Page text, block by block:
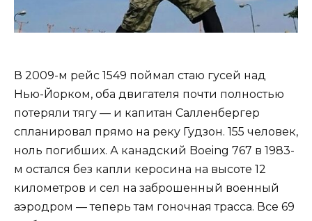
В 2009-м рейс 1549 поймал стаю гусей над
Нью-Йорком, оба двигателя почти полностью
потеряли тягу — и капитан Салленбергер
спланировал прямо на реку Гудзон. 155 человек,
ноль погибших. А канадский Boeing 767 в 1983-
м остался без капли керосина на высоте 12
километров и сел на заброшенный военный
аэродром — теперь там гоночная трасса. Все 69